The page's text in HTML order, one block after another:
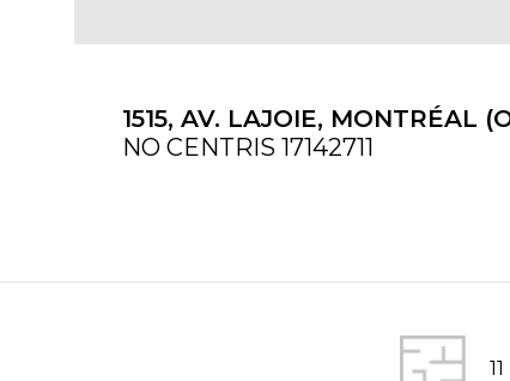
1515, AV. LAJOIE, MONTRÉAL
NO CENTRIS 17142711